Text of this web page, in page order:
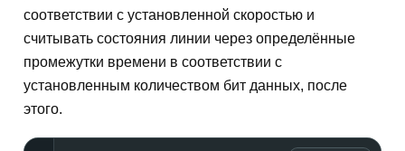
соответствии с установленной скоростью и
считывать состояния линии через определённые
промежутки времени в соответствии с
установленным количеством бит данных, после
этого.